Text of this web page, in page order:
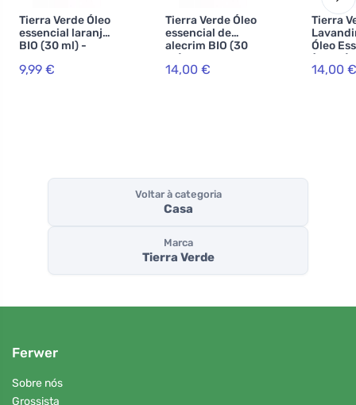
Tierra Verde Óleo
essencial laranja
BIO (30 ml) -
humor
9,99 €
Tierra Verde Óleo
essencial de
alecrim BIO (30
ml) -
impulsionador da
14,00 €
Tierra
Óleo
(30 ml)
14,00 €
Voltar à categoria
Casa
Marca
Tierra Verde
Ferwer
Sobre nós
Grossista